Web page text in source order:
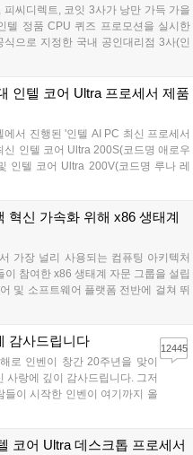
씨디렉트, 코잇 3사가 낭만 가득 가을
텔 정품 CPU 퀴즈 프로모션을 실시한
으로 지정한 국내 공인대리점 3사(인
통해 판매되는 제품을 말한다. 공인대
텔 공인대리점 각 3사의 로고가 담긴
인할 수 있다....
인텔 코어 Ultra 프로세서 제품
서 진행된 '인텔 AI PC 최신 프로세서
신 인텔 코어 Ultra 200S(코드명 애로우
인텔 코어 Ultra 200V(코드명 루나 레
내 출시를 발표하고, 신제품을 탑재한
혁신 가속화 위해 x86 생태계
가장 널리 사용되는 컴퓨팅 아키텍처
참여한 x86 생태계 자문 그룹을 설립
및 소프트웨어 플랫폼 전반에 걸쳐 뛰
제공함으로써 고객의 새로운 요구를
간소화하며 개발자에게 미래를 위한
을 개발하기 위한 아키텍처 요구사항과
제공함으로써 x86 생태계를 확장하는
감사드립니다
로 인벤이 창간 20주년을 맞이
사랑에 깊이 감사드립니다. 그저
이 시작한 인벤이 여기까지 올
원 덕분이라고 생각합니다. 이
...
12445
코어 Ultra 데스크톱 프로세서